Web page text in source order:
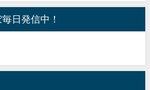
日発信中！